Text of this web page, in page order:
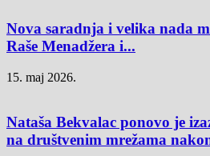
Nova saradnja i velika nada
Raše Menadžera i...
15. maj 2026.
Nataša Bekvalac ponovo je
na društvenim mrežama